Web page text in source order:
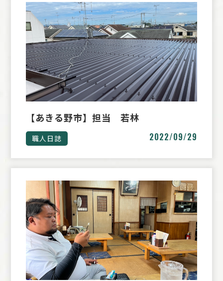
【あきる野市】担当 若林
職人日誌 2022/09/29